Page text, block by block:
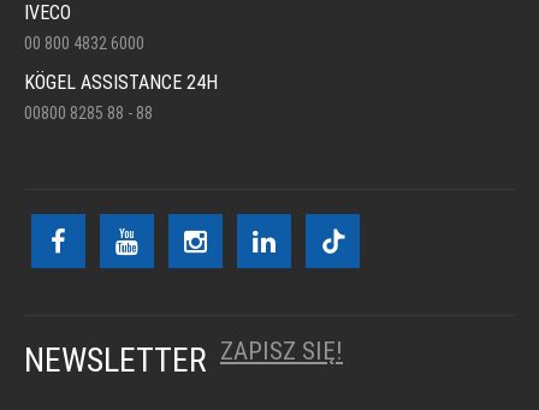
IVECO
00 800 4832 6000
KÖGEL ASSISTANCE 24H
00800 8285 88 - 88
NEWSLETTER ZAPISZ SIĘ!